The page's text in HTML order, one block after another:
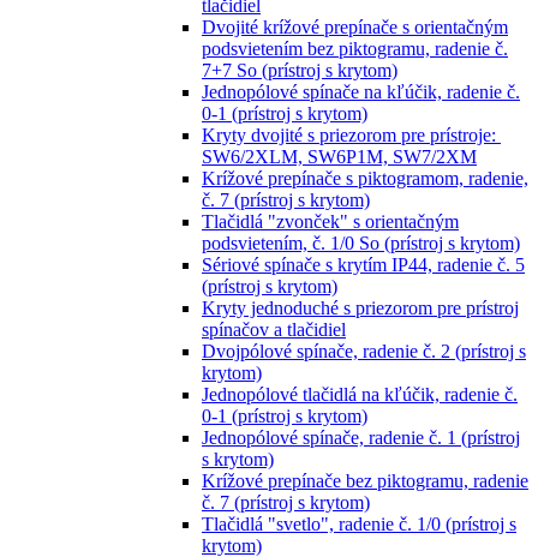
tlačidiel
Dvojité krížové prepínače s orientačným
podsvietením bez piktogramu, radenie č.
7+7 So (prístroj s krytom)
Jednopólové spínače na kľúčik, radenie č.
0-1 (prístroj s krytom)
Kryty dvojité s priezorom pre prístroje:
SW6/2XLM, SW6P1M, SW7/2XM
Krížové prepínače s piktogramom, radenie,
č. 7 (prístroj s krytom)
Tlačidlá "zvonček" s orientačným
podsvietením, č. 1/0 So (prístroj s krytom)
Sériové spínače s krytím IP44, radenie č. 5
(prístroj s krytom)
Kryty jednoduché s priezorom pre prístroj
spínačov a tlačidiel
Dvojpólové spínače, radenie č. 2 (prístroj s
krytom)
Jednopólové tlačidlá na kľúčik, radenie č.
0-1 (prístroj s krytom)
Jednopólové spínače, radenie č. 1 (prístroj
s krytom)
Krížové prepínače bez piktogramu, radenie
č. 7 (prístroj s krytom)
Tlačidlá "svetlo", radenie č. 1/0 (prístroj s
krytom)